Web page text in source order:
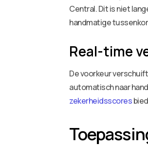
Central. Dit is niet
handmatige
Real-time
De voorkeur
automatisch naar
zekerheidsscores